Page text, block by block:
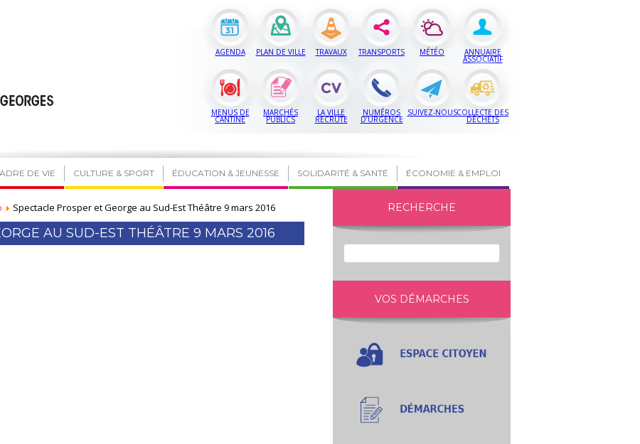
AGENDA PLAN DE VILLE TRAVAUX TRANSPORTS MÉTÉO ANNUAIRE
ASSOCIATIF
MENUS DE
CANTINE
MARCHÉS
PUBLICS
LA VILLE
RECRUTE
NUMÉROS
D’URGENCE
SUIVEZ-NOUSCOLLECTE DES
DÉCHETS
DE VIE CULTURE & SPORT ÉDUCATION & JEUNESSE SOLIDARITÉ & SANTÉ ÉCONOMIE & EMPLOI
Spectacle Prosper et George au Sud-Est Théâtre 9 mars 2016
AU SUD-EST THÉÂTRE 9 MARS 2016
RECHERCHE
VOS DÉMARCHES